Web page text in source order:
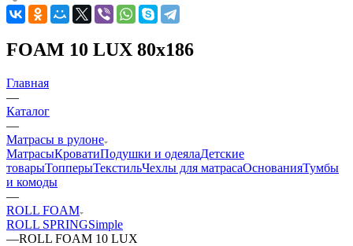
FOAM 10 LUX 80x186
Главная
—
Каталог
—
Матрасы в рулоне
МатрасыКроватиПодушки и одеялаДетские
товарыТопперыТекстильЧехлы для матрасаОснованияТумбы
и комоды
—
ROLL FOAM
ROLL SPRINGSimple
—ROLL FOAM 10 LUX